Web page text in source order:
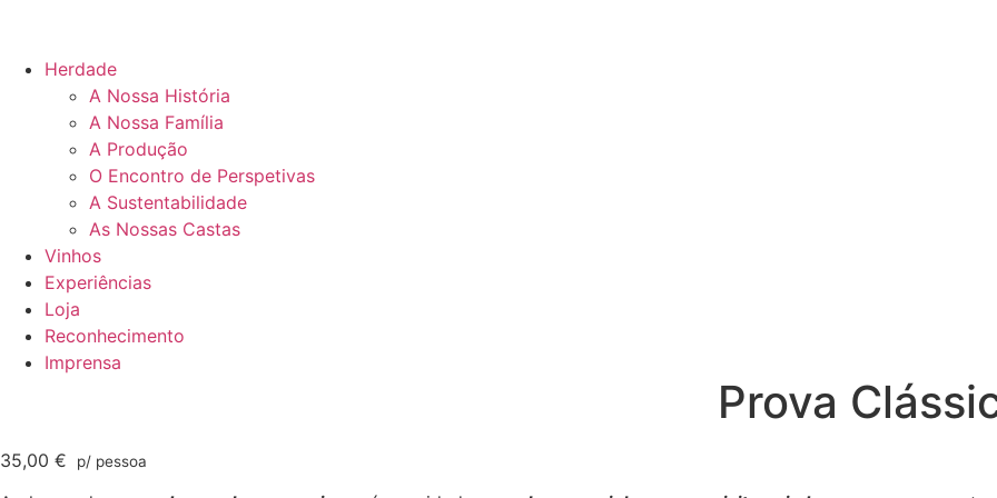
Herdade
A Nossa História
A Nossa Família
A Produção
O Encontro de Perspetivas
A Sustentabilidade
As Nossas Castas
Vinhos
Experiências
Loja
Reconhecimento
Imprensa
Prova
35,00 € p/ pessoa